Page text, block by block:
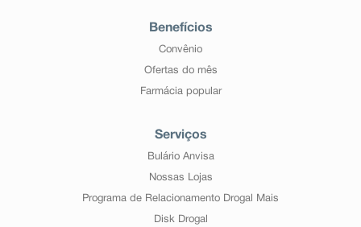
Benefícios
Convênio
Ofertas do mês
Farmácia popular
Serviços
Bulário Anvisa
Nossas Lojas
Programa de Relacionamento Drogal Mais
Disk Drogal